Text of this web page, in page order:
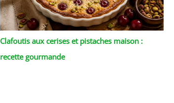
Clafoutis aux cerises et pistaches maison :
recette gourmande